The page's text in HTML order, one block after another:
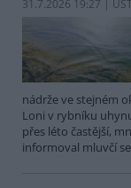
31.7.2026 19:27 |
nádrže ve stejném
Loni v rybníku
přes léto častější,
informoval mluvčí